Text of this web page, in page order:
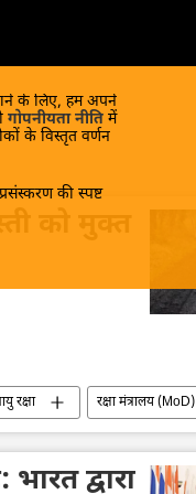
के लिए, हम अपने
गोपनीयता नीति में
के विस्तृत वर्णन
की स्पष्ट
रक्षा
रक्षा मंत्रालय (MoD)
द्वारा